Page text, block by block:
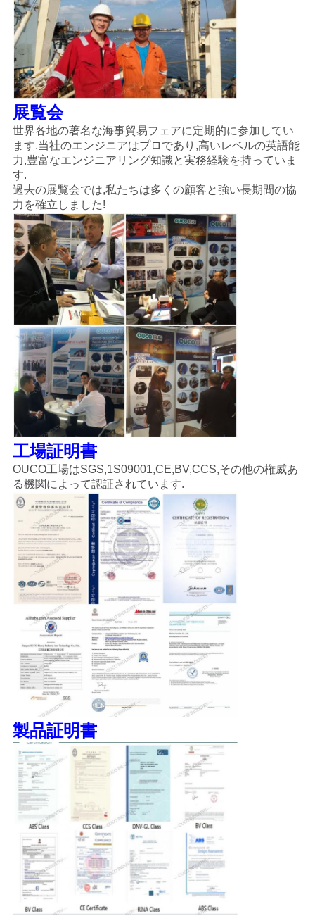
展覧会
世界各地の著名な海事貿易フェアに定期的に参加してい
ます.当社のエンジニアはプロであり,高いレベルの英語能
力,豊富なエンジニアリング知識と実務経験を持っていま
す.
過去の展覧会では,私たちは多くの顧客と強い長期間の協
力を確立しました!
工場証明書
OUCO工場はSGS,1S09001,CE,BV,CCS,その他の権威あ
る機関によって認証されています.
製品証明書